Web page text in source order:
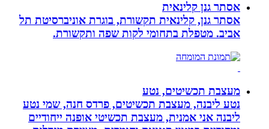
אסתר גנן קלינאית
אסתר גנן, קלינאית תקשורת, בוגרת אוניברסיטת תל
אביב. מטפלת בתחומי לקות שפה ותקשורת.
מעצבת תכשיטים, נטע
נטע ליבנה, מעצבת תכשיטים, פרדס חנה, שמי נטע
ליבנה אני אמנית, מעצבת תכשיטי אופנה ייחודיים